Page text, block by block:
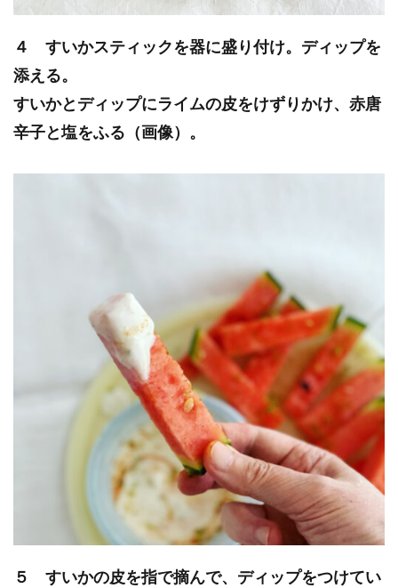
４ すいかスティックを器に盛り付け。ディップを
添える。
すいかとディップにライムの皮をけずりかけ、赤唐
辛子と塩をふる（画像）。
５ すいかの皮を指で摘んで、ディップをつけてい